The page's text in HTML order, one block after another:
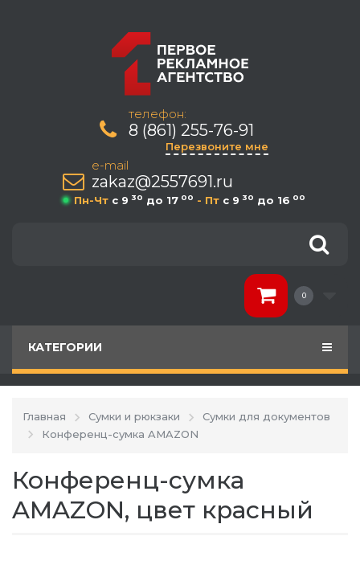
телефон:
8 (861) 255-76-91
Перезвоните мне
e-mail
zakaz@2557691.ru
Пн-Чт c 9 30 до 17 00 - Пт c 9 30 до 16 00
0
КАТЕГОРИИ
Главная Сумки и рюкзаки
Сумки для документов
Конференц-сумка AMAZON
Конференц-сумка
AMAZON, цвет красный